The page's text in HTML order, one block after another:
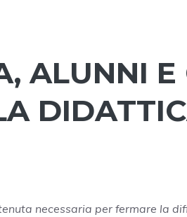
ALUNNI E
necessaria per fermare la